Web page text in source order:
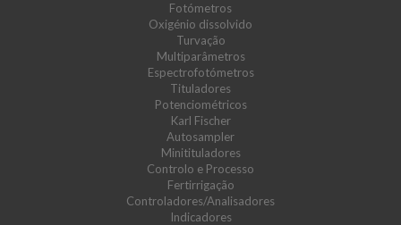
Fotómetros
Oxigénio dissolvido
Turvação
Multiparâmetros
Espectrofotómetros
Tituladores
Potenciométricos
Karl Fischer
Autosampler
Minitituladores
Controlo e Processo
Fertirrigação
Controladores/Analisadores
Indicadores